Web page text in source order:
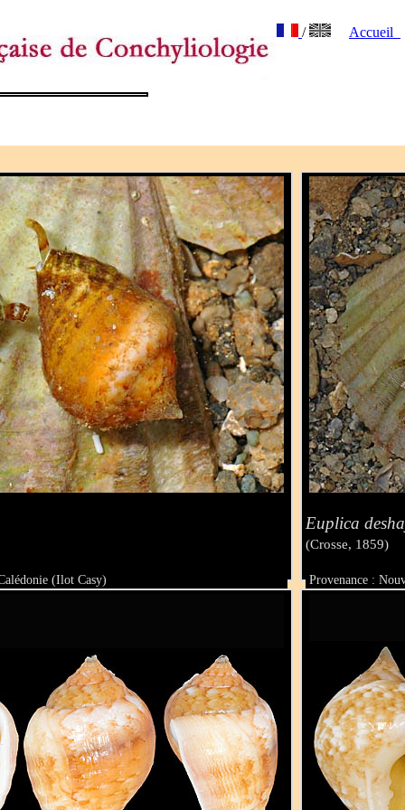
/ Accueil
(Ilot Casy)
Euplica
(Crosse, 1859)
Provenance :
Taille :